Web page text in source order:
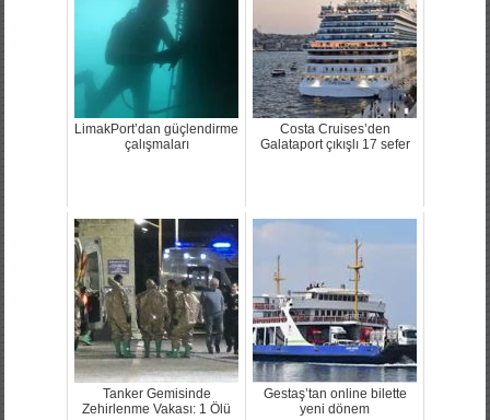
LimakPort’dan güçlendirme
çalışmaları
Costa Cruises’den
Galataport çıkışlı 17 sefer
Tanker Gemisinde
Zehirlenme Vakası: 1 Ölü
Gestaş’tan online bilette
yeni dönem